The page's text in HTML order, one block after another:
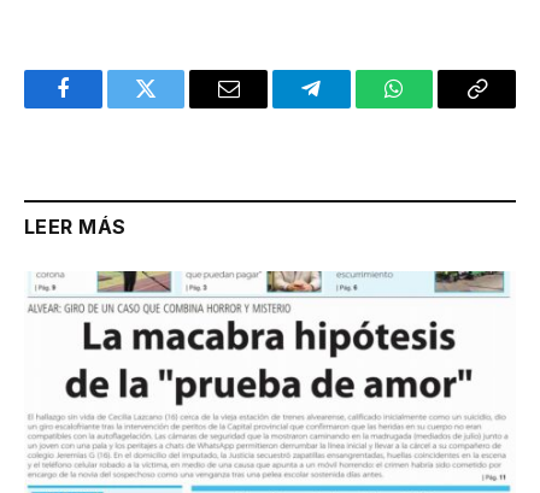
FacebookTwitter Email TelegramWhatsAppCopy
LEER MÁS